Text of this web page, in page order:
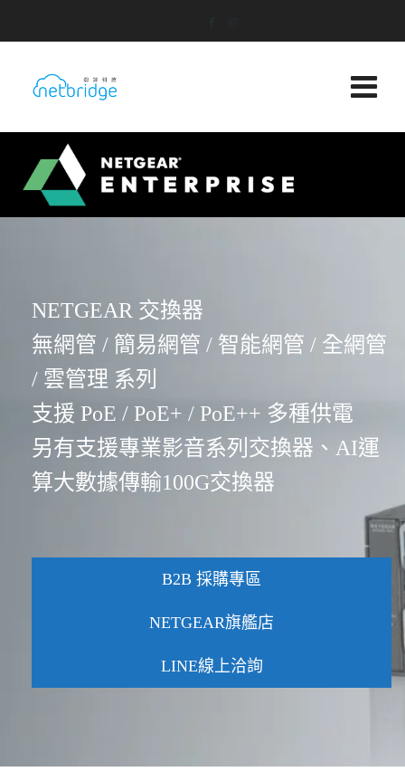
NETGEAR 交換器
無網管 / 簡易網管 / 智能網管 / 全網管
/ 雲管理 系列
支援 PoE / PoE+ / PoE++ 多種供電
另有支援專業影音系列交換器、AI運
算大數據傳輸100G交換器
B2B 採購專區
NETGEAR旗艦店
LINE線上洽詢